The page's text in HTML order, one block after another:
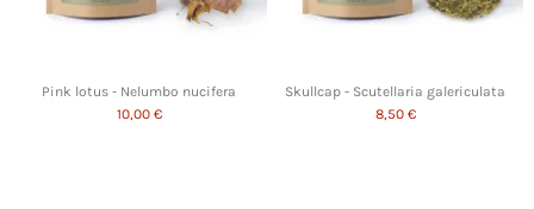
Pink lotus - Nelumbo nucifera
10,00 €
Skullcap - Scutellaria galericulata
8,50 €